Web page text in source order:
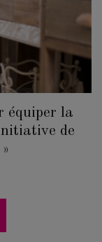
équiper la
de